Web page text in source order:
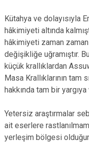
Kütahya ve dolayısıyla
hâkimiyeti altında
hâkimiyeti zaman zaman
değişikliğe uğramıştır.
küçük krallıklardan
Masa Krallıklarının tam
hakkında tam bir
Yetersiz araştırmalar
ait eserlere
yerleşim bölgesi